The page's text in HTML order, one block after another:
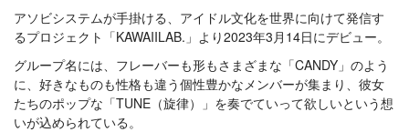
アソビシステムが手掛ける、アイドル文化を世界に向けて発信す
るプロジェクト「KAWAIILAB.」より2023年3月14日にデビュー。
グループ名には、フレーバーも形もさまざまな「CANDY」のよう
に、好きなものも性格も違う個性豊かなメンバーが集まり、彼女
たちのポップな「TUNE（旋律）」を奏でていって欲しいという想
いが込められている。